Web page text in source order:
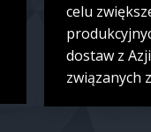
celu
dostaw z
związanych